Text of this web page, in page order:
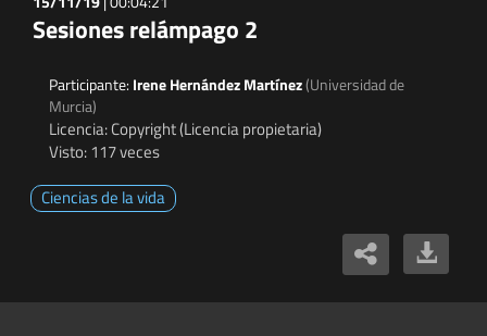
Sesiones relámpago 2
Participante: Irene Hernández Martínez(Universidad de
Murcia)
Licencia: Copyright (Licencia propietaria)
Visto: 117 veces
Ciencias de la vida